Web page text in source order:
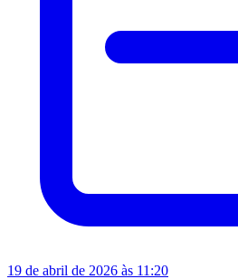
19 de abril de 2026 às 11:20